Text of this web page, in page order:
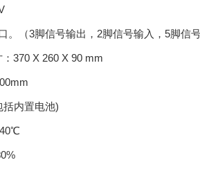
。（3脚信号输出， 2脚信号输入， 5脚信
370 X 260 X 90 mm
括内置电池)